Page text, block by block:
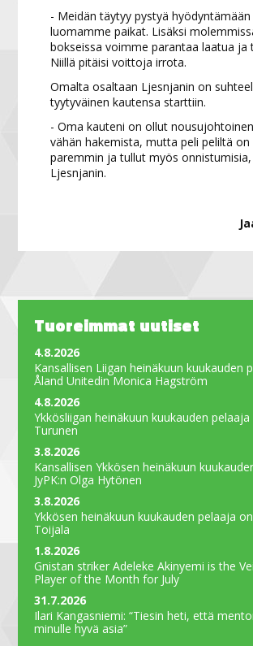
- Meidän täytyy pystyä
luomamme paikat. Lisäksi
bokseissa voimme parantaa laatua ja
Niillä pitäisi voittoja irrota.
Omalta osaltaan Ljesnjanin on
tyytyväinen kautensa starttiin.
- Oma kauteni on ollut
vähän hakemista, mutta peli peliltä
paremmin ja tullut myös
Ljesnjanin.
Tuoreimmat uutiset
4.8.2026
Kansallisen Liigan heinäkuun kuukauden
Åland Unitedin Monica Hagström
4.8.2026
Ykkösliigan heinäkuun kuukauden
Turunen
3.8.2026
Kansallisen Ykkösen heinäkuun
JyPK:n Olga Hytönen
3.8.2026
Ykkösen heinäkuun kuukauden pelaaja
Toijala
1.8.2026
Gnistan striker Adeleke Akinyemi is the
Player of the Month for July
31.7.2026
Ilari Kangasniemi: “Tiesin heti, että
minulle hyvä asia”